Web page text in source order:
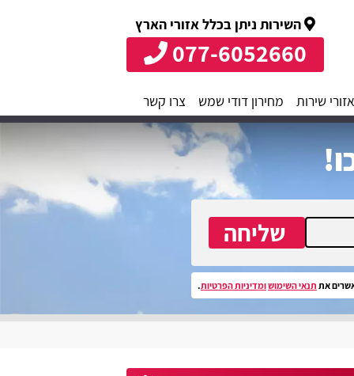
השירות ניתן בכלל אזורי הארץ
077-6052660
אזורי שירות מחירון דודי שמש צרו קשר
שליחה
את תנאי השימושומדיניות הפרטיות.